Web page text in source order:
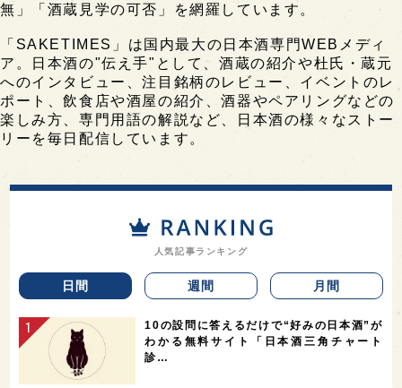
無」「酒蔵見学の可否」を網羅しています。
「SAKETIMES」は国内最大の日本酒専門WEBメディ
ア。日本酒の"伝え手"として、酒蔵の紹介や杜氏・蔵元
へのインタビュー、注目銘柄のレビュー、イベントのレ
ポート、飲食店や酒屋の紹介、酒器やペアリングなどの
楽しみ方、専門用語の解説など、日本酒の様々なストー
リーを毎日配信しています。
人気記事ランキング
日間 週間 月間
10の設問に答えるだけで“好みの日本酒”が
わかる無料サイト「日本酒三角チャート
診…